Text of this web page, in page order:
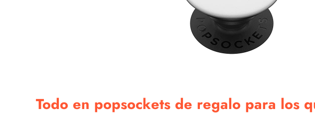
Todo en popsockets de regalo para los